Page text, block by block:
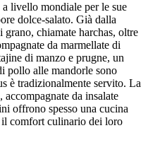
livello mondiale per le sue
dolce-salato. Già dalla
grano, chiamate harchas, oltre
da marmellate di
di manzo e prugne, un
pollo alle mandorle sono
è tradizionalmente servito. La
accompagnate da insalate
offrono spesso una cucina
comfort culinario dei loro